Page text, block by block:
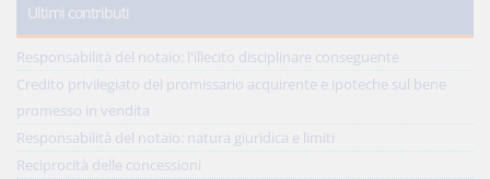
Ultimi contributi
Responsabilità del notaio: l'illecito disciplinare conseguente
Credito privilegiato del promissario acquirente e ipoteche sul bene
promesso in vendita
Responsabilità del notaio: natura giuridica e limiti
Reciprocità delle concessioni